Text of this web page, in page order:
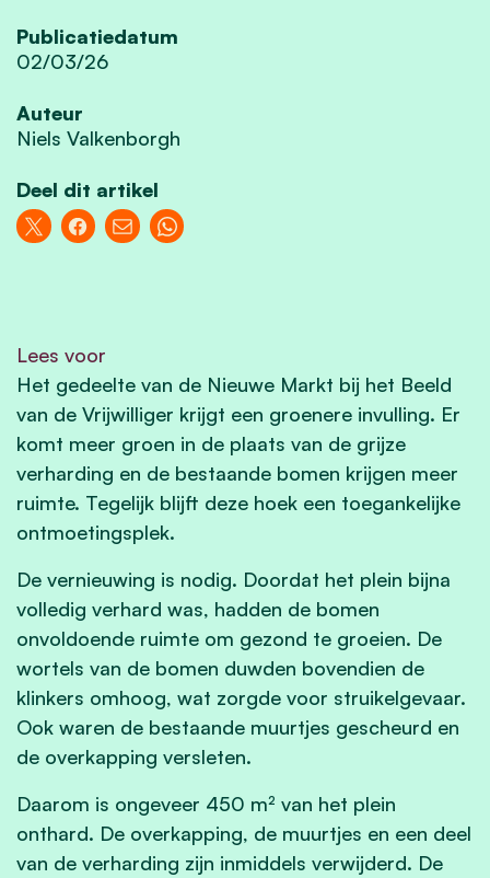
Publicatiedatum
02/03/26
Auteur
Niels Valkenborgh
Deel dit artikel
Lees voor
Het gedeelte van de Nieuwe Markt bij het Beeld
van de Vrijwilliger krijgt een groenere invulling. Er
komt meer groen in de plaats van de grijze
verharding en de bestaande bomen krijgen meer
ruimte. Tegelijk blijft deze hoek een toegankelijke
ontmoetingsplek.
De vernieuwing is nodig. Doordat het plein bijna
volledig verhard was, hadden de bomen
onvoldoende ruimte om gezond te groeien. De
wortels van de bomen duwden bovendien de
klinkers omhoog, wat zorgde voor struikelgevaar.
Ook waren de bestaande muurtjes gescheurd en
de overkapping versleten.
Daarom is ongeveer 450 m² van het plein
onthard. De overkapping, de muurtjes en een deel
van de verharding zijn inmiddels verwijderd. De